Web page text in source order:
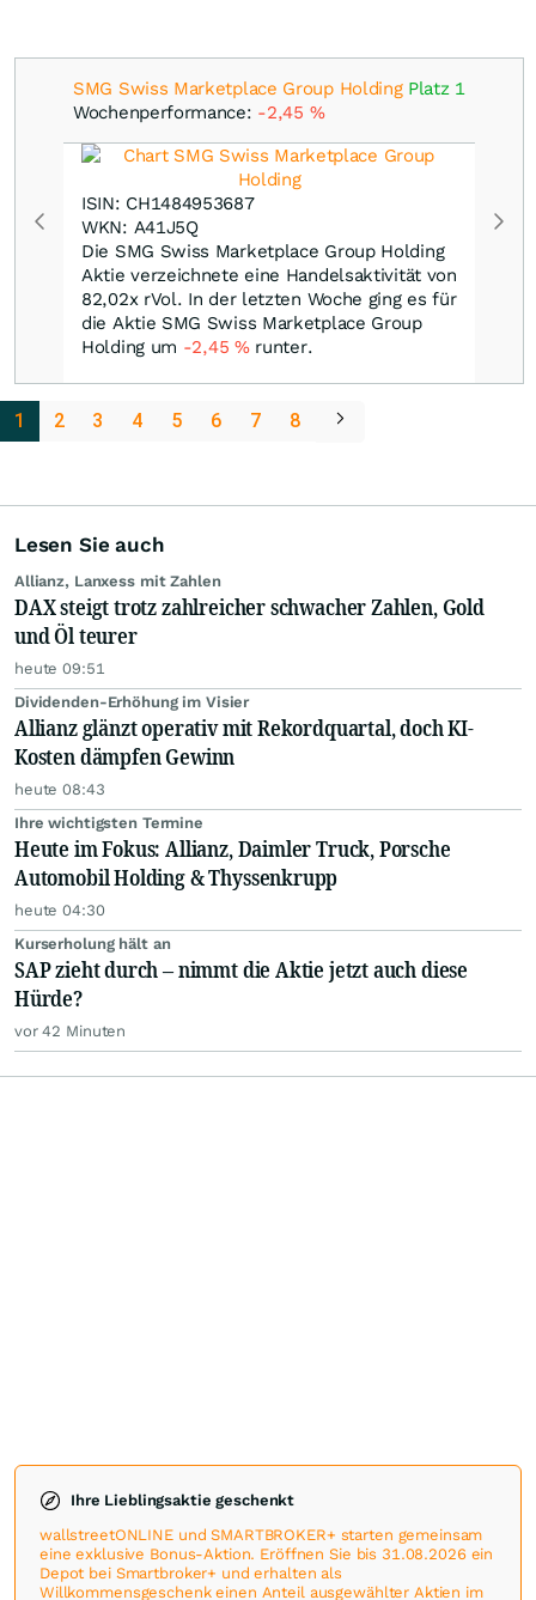
SMG Swiss Marketplace Group Holding
Wochenperformance: -2,45 %
Platz 1
ISIN: CH1484953687
WKN: A41J5Q
Die SMG Swiss Marketplace Group Holding
Aktie verzeichnete eine Handelsaktivität von
82,02x rVol. In der letzten Woche ging es für
die Aktie SMG Swiss Marketplace Group
Holding um -2,45 %runter.
1 2 3 4 5 6 7 8
Lesen Sie auch
Allianz, Lanxess mit Zahlen
DAX steigt trotz zahlreicher schwacher Zahlen, Gold
und Öl teurer
heute 09:51
Dividenden-Erhöhung im Visier
Allianz glänzt operativ mit Rekordquartal, doch KI-
Kosten dämpfen Gewinn
heute 08:43
Ihre wichtigsten Termine
Heute im Fokus: Allianz, Daimler Truck, Porsche
Automobil Holding & Thyssenkrupp
heute 04:30
Kurserholung hält an
SAP zieht durch – nimmt die Aktie jetzt auch diese
Hürde?
vor 42 Minuten
Ihre Lieblingsaktie geschenkt
wallstreetONLINE und SMARTBROKER+ starten gemeinsam
eine exklusive Bonus-Aktion. Eröffnen Sie bis 31.08.2026 ein
Depot bei Smartbroker+ und erhalten als
Willkommensgeschenk einen Anteil ausgewählter Aktien im